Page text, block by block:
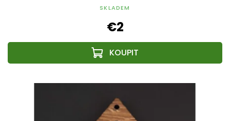
SKLADEM
€2